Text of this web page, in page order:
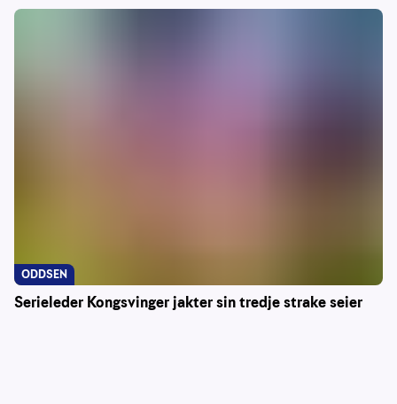
Serieleder Kongsvinger jakter sin tredje strake seier
ODDSEN